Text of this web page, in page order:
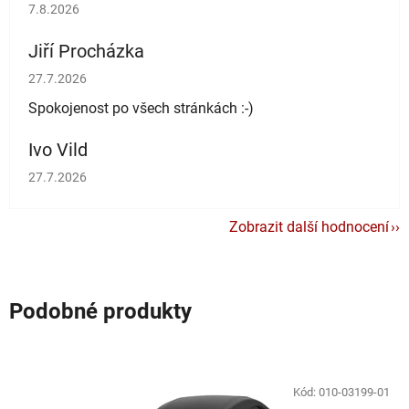
Hodnocení obchodu je 5 z 5 hvězdiček.
7.8.2026
Jiří Procházka
Hodnocení obchodu je 5 z 5 hvězdiček.
27.7.2026
Spokojenost po všech stránkách :-)
Ivo Vild
Hodnocení obchodu je 5 z 5 hvězdiček.
27.7.2026
Zobrazit další hodnocení
Podobné produkty
Kód: 010-03199-01